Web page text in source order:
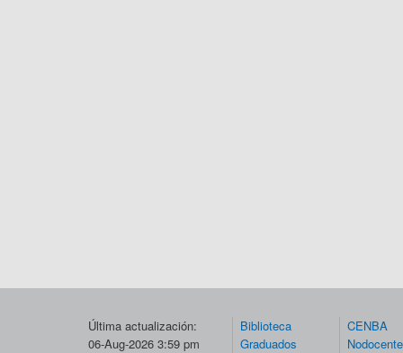
Última actualización:
06-Aug-2026 3:59 pm
Biblioteca
Graduados
CENBA